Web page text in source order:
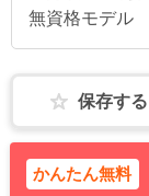
無資格モデル
保存する
かんたん無料